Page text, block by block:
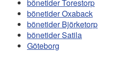
bönetider Torestorp
bönetider Oxaback
bönetider Björketorp
bönetider Satila
Göteborg